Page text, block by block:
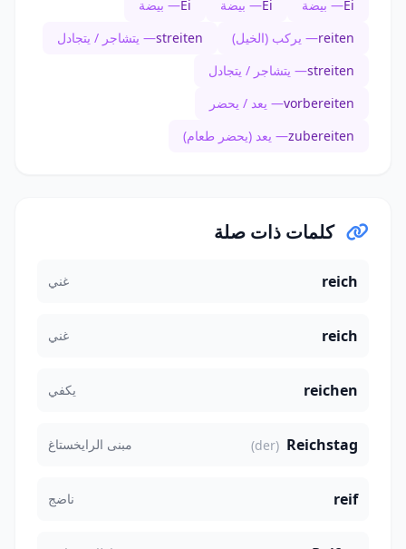
Ei— بيضة Ei— بيضة Ei— بيضة
reiten— يركب (الخيل) streiten— يتشاجر / يتجادل
streiten— يتشاجر / يتجادل
vorbereiten— يعد / يحضر
zubereiten— يعد (يحضر طعام)
كلمات ذات صلة
reich غني
reich غني
reichen يكفي
Reichstag
(der) مبنى الرايخستاغ
reif ناضج